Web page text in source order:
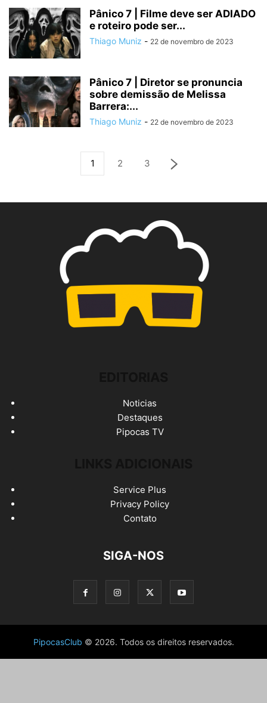
Pânico 7 | Filme deve ser ADIADO
e roteiro pode ser...
Thiago Muniz - 22 de novembro de 2023
Pânico 7 | Diretor se pronuncia
sobre demissão de Melissa
Barrera:...
Thiago Muniz - 22 de novembro de 2023
1 2 3
Noticias
Destaques
Pipocas TV
Service Plus
Privacy Policy
Contato
SIGA-NOS
PipocasClub © 2026. Todos os direitos reservados.